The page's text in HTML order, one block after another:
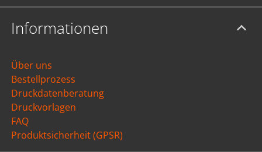
Informationen
Über uns
Bestellprozess
Druckdatenberatung
Druckvorlagen
FAQ
Produktsicherheit (GPSR)